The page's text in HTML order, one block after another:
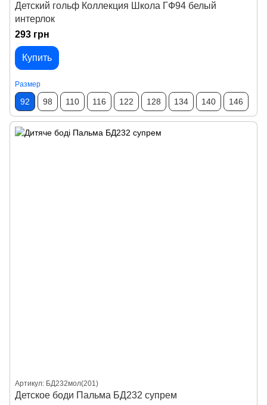
Детский гольф Коллекция Школа ГФ94 белый
интерлок
293 грн
Купить
Размер
92 98 110 116 122 128 134 140 146
Артикул: БД232мол(201)
Детское боди Пальма БД232 супрем